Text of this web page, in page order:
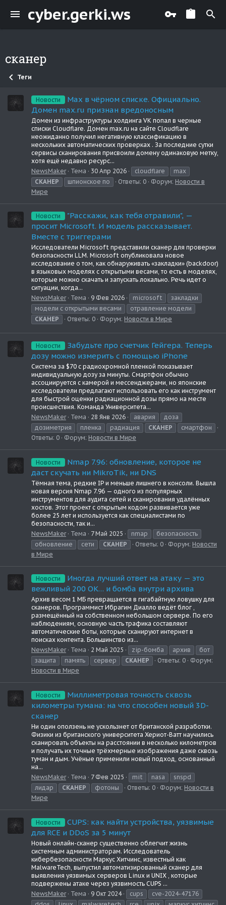
cyber.gerki.ws
сканер
Теги
Новости
Мах в чёрном списке. Официально.
Домен max.ru признан вредоносным
Домен из инфраструктуры холдинга VK попал в черные
списки Cloudflare. Домен max.ru на сайте Cloudflare
неожиданно получил негативную классификацию в
нескольких автоматических проверках . За последние сутки
сервисы сканирования присвоили домену одинаковую метку,
хотя ещё недавно ресурс...
NewsMaker
Тема 30 Апр 2026 cloudflare
max
СКАНЕР
шпионское по Ответы: 0 Форум: Новости в
Мире
Новости
"Расскажи, как тебя отравили", —
просит Microsoft. И модель рассказывает.
Вместе с триггерами
Исследователи Microsoft представили сканер для проверки
безопасности LLM. Microsoft опубликовала новое
исследование о том, как обнаруживать «закладки» (backdoor)
в языковых моделях с открытыми весами, то есть в моделях,
которые можно скачать и запускать локально. Речь идет о
ситуации, когда...
NewsMaker
Тема 9 Фев 2026 microsoft
закладки
модели с открытыми весами
отравление модели
СКАНЕР
Ответы: 0 Форум: Новости в Мире
Новости
Забудьте про счетчик Гейгера. Теперь
дозу можно измерить с помощью iPhone
Система за $70 с радиохромной пленкой показывает
индивидуальную дозу за минуты. Смартфон обычно
ассоциируется с камерой и мессенджерами, но японские
исследователи предлагают использовать его как инструмент
для быстрой оценки радиационной дозы прямо на месте
происшествия. Команда Университета...
NewsMaker
Тема 28 Янв 2026 авария
доза
дозиметрия
пленка радиация СКАНЕР
смартфон
Ответы: 0
Форум: Новости в Мире
Новости
Nmap 7.96: обновление, которое не
даст скучать ни MikroTik, ни DNS
Тёмная тема, редкие IP и меньше лишнего в консоли. Вышла
новая версия Nmap 7.96 — одного из популярных
инструментов для аудита сетей и сканирования удалённых
хостов. Этот проект с открытым кодом развивается уже
более 25 лет и используется как специалистами по
безопасности, так и...
NewsMaker
Тема 7 Май 2025 nmap
безопасность
обновление
сети СКАНЕР Ответы: 0 Форум: Новости
в Мире
Новости
Иногда лучший ответ на атаку — это
вежливый 200 OK… и бомба внутри архива
Архив весом 1 МБ превращается в гигабайтную ловушку для
сканеров. Программист Ибрагим Диалло ведёт блог ,
размещённый на собственном небольшом сервере. По его
наблюдениям, основную часть трафика составляют
автоматические боты, которые сканируют интернет в
поисках контента. Большинство из...
NewsMaker
Тема 2 Май 2025 zip-бомба архив
бот
защита
память сервер СКАНЕР Ответы: 0
Форум:
Новости в Мире
Новости
Миллиметровая точность сквозь
километры тумана: на что способен новый 3D-
сканер
Ни один оползень не ускользнет от британской разработки.
Физики из британского университета Хериот-Ватт научились
сканировать объекты на расстоянии в несколько километров
и получать их точные трёхмерные изображения даже сквозь
туман и дым. Учёные применили новый подход, основанный
на...
NewsMaker
Тема 7 Фев 2025 mit nasa
snspd
лидар
СКАНЕР фотоны Ответы: 0 Форум: Новости в
Мире
Новости
CUPS: как найти устройства, уязвимые
для RCE и DDoS за 5 минут
Новый онлайн-сканер существенно облегчит жизнь
системным администраторам. Исследователь
кибербезопасности Маркус Хитчинс, известный как
MalwareTech, выпустил автоматизированный сканер для
выявления уязвимых серверов Linux и UNIX , которые
подвержены атаке через уязвимость CUPS ...
NewsMaker
Тема 9 Окт 2024 cups
cve-2024-47176